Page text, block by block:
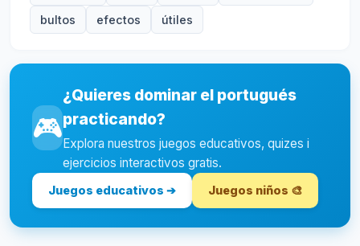
bultos efectos útiles
🎮
¿Quieres dominar el portugués
practicando?
Explora nuestros juegos educativos, quizes i
ejercicios interactivos gratis.
Juegos educativos ➔ Juegos niños 🎨